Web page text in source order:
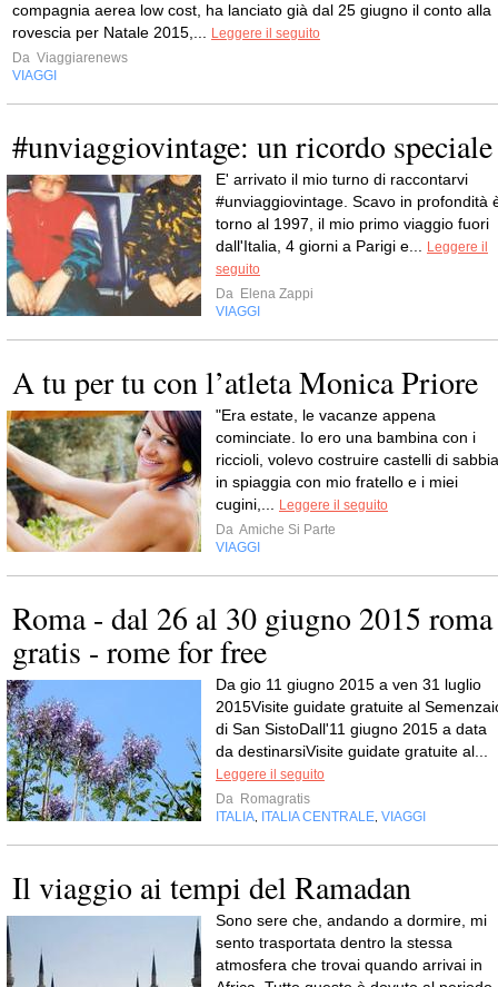
compagnia aerea low cost, ha lanciato già dal 25 giugno il conto alla
rovescia per Natale 2015,...
Leggere il seguito
Da Viaggiarenews
VIAGGI
#unviaggiovintage: un ricordo speciale
E' arrivato il mio turno di raccontarvi
#unviaggiovintage. Scavo in profondità
torno al 1997, il mio primo viaggio fuori
dall'Italia, 4 giorni a Parigi e...
Leggere il
seguito
Da Elena Zappi
VIAGGI
A tu per tu con l’atleta Monica Priore
"Era estate, le vacanze appena
cominciate. Io ero una bambina con i
riccioli, volevo costruire castelli di sabbia
in spiaggia con mio fratello e i miei
cugini,...
Leggere il seguito
Da Amiche Si Parte
VIAGGI
Roma - dal 26 al 30 giugno 2015 roma
gratis - rome for free
Da gio 11 giugno 2015 a ven 31 luglio
2015Visite guidate gratuite al
di San SistoDall'11 giugno 2015 a data
da destinarsiVisite guidate gratuite al...
Leggere il seguito
Da Romagratis
ITALIA
ITALIA CENTRALE VIAGGI
Il viaggio ai tempi del Ramadan
Sono sere che, andando a dormire, mi
sento trasportata dentro la stessa
atmosfera che trovai quando arrivai in